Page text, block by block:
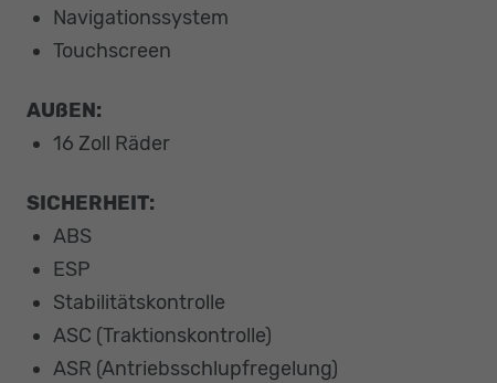
Navigationssystem
Touchscreen
AUßEN:
16 Zoll Räder
SICHERHEIT:
ABS
ESP
Stabilitätskontrolle
ASC (Traktionskontrolle)
ASR (Antriebsschlupfregelung)